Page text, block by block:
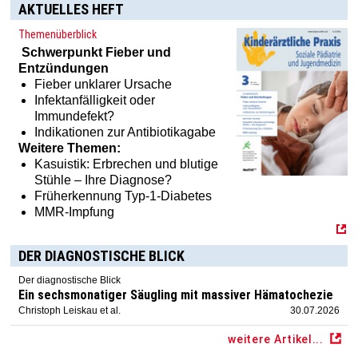
Haben Sie Interesse an einem Abonnement? Dann klicken
Sie einfach hier:[MTX]-Shop
AKTUELLES HEFT
Themenüberblick
Schwerpunkt Fieber und
Entzündungen
Fieber unklarer Ursache
Infektanfälligkeit oder
Immundefekt?
Indikationen zur Antibiotikagabe
Weitere Themen:
Kasuistik: Erbrechen und blutige
Stühle – Ihre Diagnose?
Früherkennung Typ-1-Diabetes
MMR-Impfung
DER DIAGNOSTISCHE BLICK
Der diagnostische Blick
Ein sechsmonatiger Säugling mit massiver Hämatochezie
Christoph Leiskau et al. 30.07.2026
weitere Artikel...